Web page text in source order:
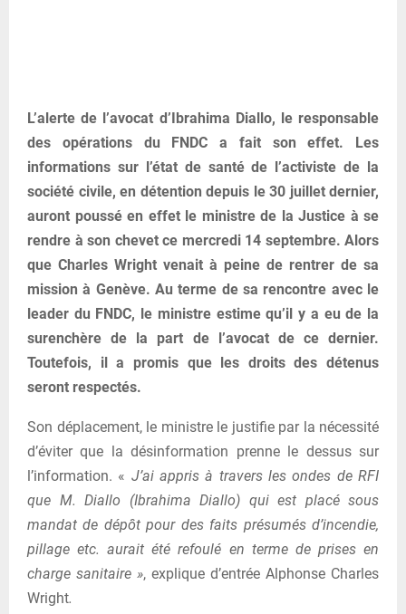
L’alerte de l’avocat d’Ibrahima Diallo, le responsable
des opérations du FNDC a fait son effet. Les
informations sur l’état de santé de l’activiste de la
société civile, en détention depuis le 30 juillet dernier,
auront poussé en effet le ministre de la Justice à se
rendre à son chevet ce mercredi 14 septembre. Alors
que Charles Wright venait à peine de rentrer de sa
mission à Genève. Au terme de sa rencontre avec le
leader du FNDC, le ministre estime qu’il y a eu de la
surenchère de la part de l’avocat de ce dernier.
Toutefois, il a promis que les droits des détenus
seront respectés.
Son déplacement, le ministre le justifie par la nécessité
d’éviter que la désinformation prenne le dessus sur
l’information. « J’ai appris à travers les ondes de RFI
que M. Diallo (Ibrahima Diallo) qui est placé sous
mandat de dépôt pour des faits présumés d’incendie,
pillage etc. aurait été refoulé en terme de prises en
charge sanitaire », explique d’entrée Alphonse Charles
Wright.